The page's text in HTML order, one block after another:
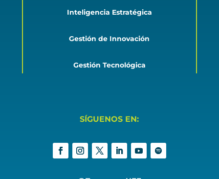
Inteligencia Estratégica
Gestión de Innovación
Gestión Tecnológica
SÍGUENOS EN: